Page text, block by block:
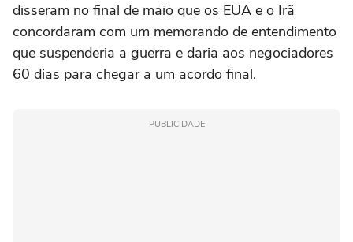
disseram no final de maio que os EUA e o Irã
concordaram com um memorando de entendimento
que suspenderia a guerra e daria aos negociadores
60 dias para chegar a um acordo final.
PUBLICIDADE